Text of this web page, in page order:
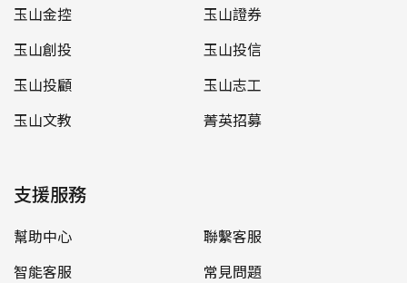
玉山金控
玉山證券
玉山創投
玉山投信
玉山投顧
玉山志工
玉山文教
菁英招募
支援服務
幫助中心
聯繫客服
智能客服
常見問題